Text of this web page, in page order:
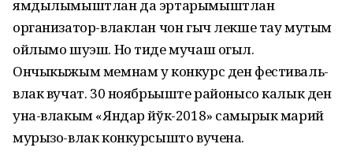
ямдылымыштлан да эртарымыштлан
организатор-влаклан чон гыч лекше тау мутым
ойлымо шуэш. Но тиде мучаш огыл.
Ончыкыжым мемнам у конкурс ден фестиваль-
влак вучат. 30 ноябрьыште районысо калык ден
уна-влакым «Яндар йўк-2018» самырык марий
мурызо-влак конкурсышто вучена.